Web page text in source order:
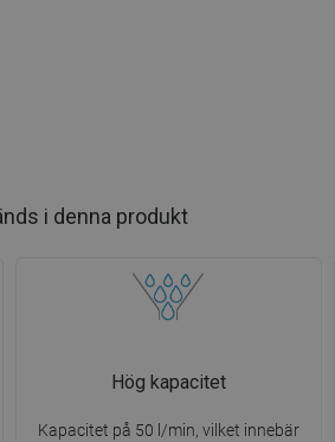
i denna produkt
Hög kapacitet
Kapacitet på 50 l/min, vilket innebär